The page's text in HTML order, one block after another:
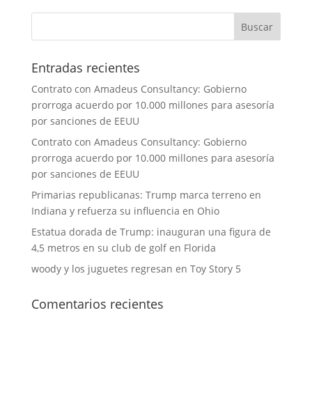
Entradas recientes
Contrato con Amadeus Consultancy: Gobierno
prorroga acuerdo por 10.000 millones para asesoría
por sanciones de EEUU
Contrato con Amadeus Consultancy: Gobierno
prorroga acuerdo por 10.000 millones para asesoría
por sanciones de EEUU
Primarias republicanas: Trump marca terreno en
Indiana y refuerza su influencia en Ohio
Estatua dorada de Trump: inauguran una figura de
4,5 metros en su club de golf en Florida
woody y los juguetes regresan en Toy Story 5
Comentarios recientes